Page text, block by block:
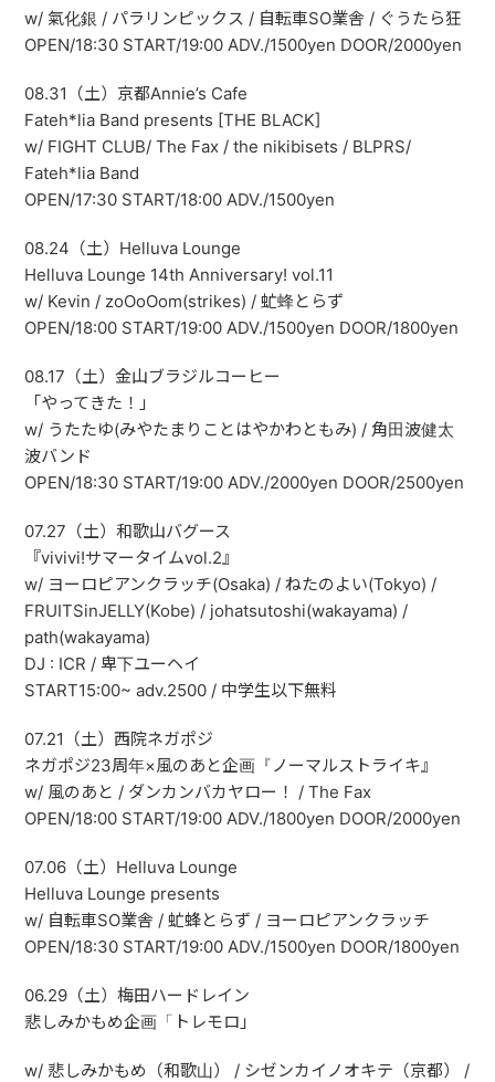
w/ 氣化銀 / パラリンピックス / 自転車SO業舎 / ぐうたら狂
OPEN/18:30 START/19:00 ADV./1500yen DOOR/2000yen
08.31（土）京都Annie’s Cafe
Fateh*lia Band presents [THE BLACK]
w/ FIGHT CLUB/ The Fax / the nikibisets / BLPRS/
Fateh*lia Band
OPEN/17:30 START/18:00 ADV./1500yen
08.24（土）Helluva Lounge
Helluva Lounge 14th Anniversary! vol.11
w/ Kevin / zoOoOom(strikes) / 虻蜂とらず
OPEN/18:00 START/19:00 ADV./1500yen DOOR/1800yen
08.17（土）金山ブラジルコーヒー
「やってきた！」
w/ うたたゆ(みやたまりことはやかわともみ) / 角田波健太
波バンド
OPEN/18:30 START/19:00 ADV./2000yen DOOR/2500yen
07.27（土）和歌山バグース
『vivivi!サマータイムvol.2』
w/ ヨーロピアンクラッチ(Osaka) / ねたのよい(Tokyo) /
FRUITSinJELLY(Kobe) / johatsutoshi(wakayama) /
path(wakayama)
DJ : ICR / 卑下ユーヘイ
START15:00~ adv.2500 / 中学生以下無料
07.21（土）西院ネガポジ
ネガポジ23周年×風のあと企画『ノーマルストライキ』
w/ 風のあと / ダンカンバカヤロー！ / The Fax
OPEN/18:00 START/19:00 ADV./1800yen DOOR/2000yen
07.06（土）Helluva Lounge
Helluva Lounge presents
w/ 自転車SO業舎 / 虻蜂とらず / ヨーロピアンクラッチ
OPEN/18:30 START/19:00 ADV./1500yen DOOR/1800yen
06.29（土）梅田ハードレイン
悲しみかもめ企画「トレモロ」
w/ 悲しみかもめ（和歌山） / シゼンカイノオキテ（京都） /